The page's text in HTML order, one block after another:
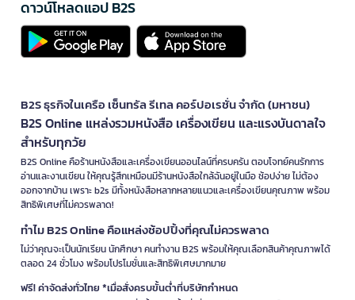
ดาวน์โหลดแอป B2S
B2S ธุรกิจในเครือ เซ็นทรัล รีเทล คอร์ปอเรชั่น จำกัด (มหาชน)
B2S Online แหล่งรวมหนังสือ เครื่องเขียน และแรงบันดาลใจ
สำหรับทุกวัย
B2S Online คือร้านหนังสือและเครื่องเขียนออนไลน์ที่ครบครัน ตอบโจทย์คนรักการ
อ่านและงานเขียน ให้คุณรู้สึกเหมือนมีร้านหนังสือใกล้ฉันอยู่ในมือ ช้อปง่าย ไม่ต้อง
ออกจากบ้าน เพราะ b2s มีทั้งหนังสือหลากหลายแนวและเครื่องเขียนคุณภาพ พร้อม
สิทธิพิเศษที่ไม่ควรพลาด!
ทำไม B2S Online คือแหล่งช้อปปิ้งที่คุณไม่ควรพลาด
ไม่ว่าคุณจะเป็นนักเรียน นักศึกษา คนทำงาน B2S พร้อมให้คุณเลือกสินค้าคุณภาพได้
ตลอด 24 ชั่วโมง พร้อมโปรโมชั่นและสิทธิพิเศษมากมาย
ฟรี! ค่าจัดส่งทั่วไทย *เมื่อสั่งครบขั้นต่ำที่บริษัทกำหนด